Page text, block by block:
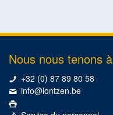
Nous nous tenons
+32 (0) 87 89 80 58
info@lontzen.be